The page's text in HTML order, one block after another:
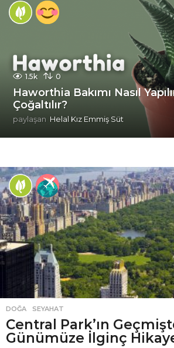
1.5k 0
Haworthia Bakımı Nasıl
Çoğaltılır?
paylaşan Helal Kız Emmiş Süt
DOĞA ,SEYAHAT
Central Park’ın
Günümüze İlginç